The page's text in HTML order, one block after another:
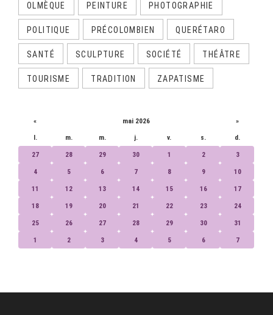
OLMÈQUE PEINTURE PHOTOGRAPHIE
POLITIQUE PRÉCOLOMBIEN QUERÉTARO
SANTÉ SCULPTURE SOCIÉTÉ THÉÂTRE
TOURISME TRADITION ZAPATISME
« mai 2026 »
l. m. m. j. v. s. d.
27 28 29 30 1 2 3
4 5 6 7 8 9 10
11 12 13 14 15 16 17
18 19 20 21 22 23 24
25 26 27 28 29 30 31
1 2 3 4 5 6 7